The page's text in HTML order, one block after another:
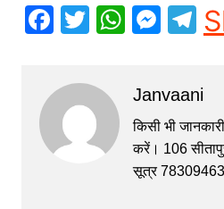
F
c
e
b
o
T
itt
er
W
s
A
p
p
M
s
e
n
T
el
gr
a
m
Janvaani
किसी भी
करें। 106 सीतापुर
सूत्र